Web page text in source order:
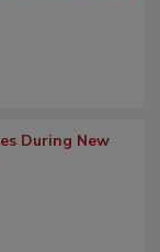
During New